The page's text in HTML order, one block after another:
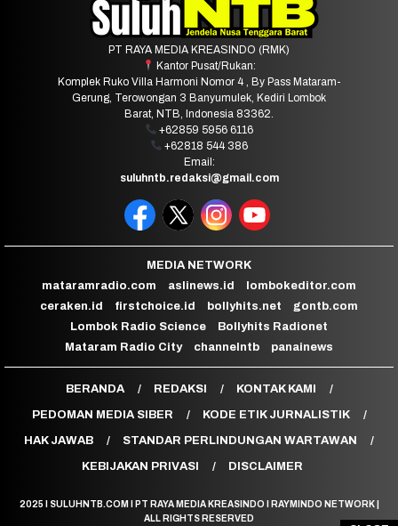
PT RAYA MEDIA KREASINDO (RMK)
Kantor Pusat/Rukan:
Komplek Ruko Villa Harmoni Nomor 4 , By Pass Mataram-
Gerung, Terowongan 3 Banyumulek, Kediri Lombok
Barat, NTB, Indonesia 83362.
+62859 5956 6116
+62818 544 386
Email:
suluhntb.redaksi@gmail.com
MEDIA NETWORK
mataramradio.com
aslinews.id
lombokeditor.com
ceraken.id
firstchoice.id bollyhits.net
gontb.com
Lombok Radio Science
Bollyhits Radionet
Mataram Radio City
channelntb panainews
BERANDA REDAKSI KONTAK KAMI
PEDOMAN MEDIA SIBER KODE ETIK JURNALISTIK
HAK JAWAB STANDAR PERLINDUNGAN WARTAWAN
KEBIJAKAN PRIVASI DISCLAIMER
2025 I SULUHNTB.COM I PT RAYA MEDIA KREASINDO I RAYMINDO NETWORK |
ALL RIGHTS RESERVED